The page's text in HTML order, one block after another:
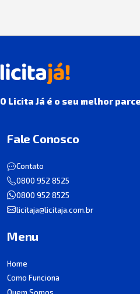
O Licita Já é o seu melhor
Fale Conosco
Contato
0800 952 8525
0800 952 8525
licitaja@licitaja.com.br
Menu
Home
Como Funciona